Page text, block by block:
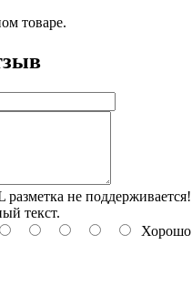
товаре.
разметка не поддерживается!
текст.
Хорошо